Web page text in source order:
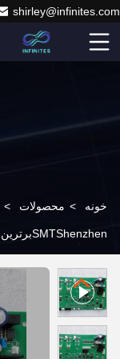
shirley@infinites.com
خونه > محصولات >